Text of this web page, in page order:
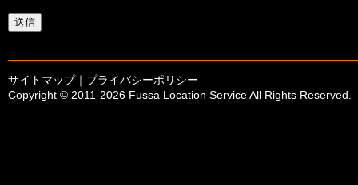
サイトマップ｜ プライバシーポリシー
Copyright © 2011-2026 Fussa Location Service All Rights Reserved.